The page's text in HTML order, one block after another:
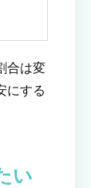
合は変
にする
い